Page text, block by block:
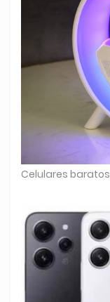
Celulares baratos